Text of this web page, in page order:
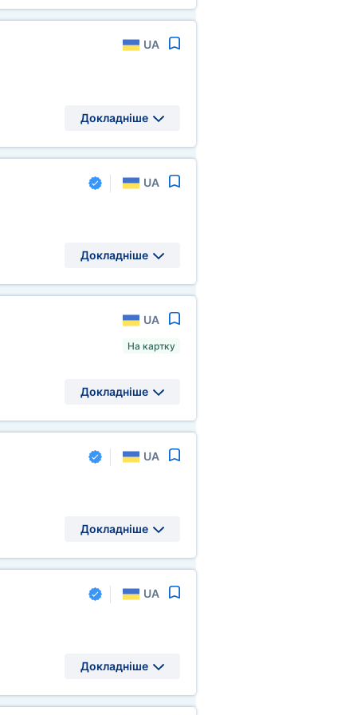
UA
Докладніше
UA
Докладніше
UA
На картку
Докладніше
UA
Докладніше
UA
Докладніше